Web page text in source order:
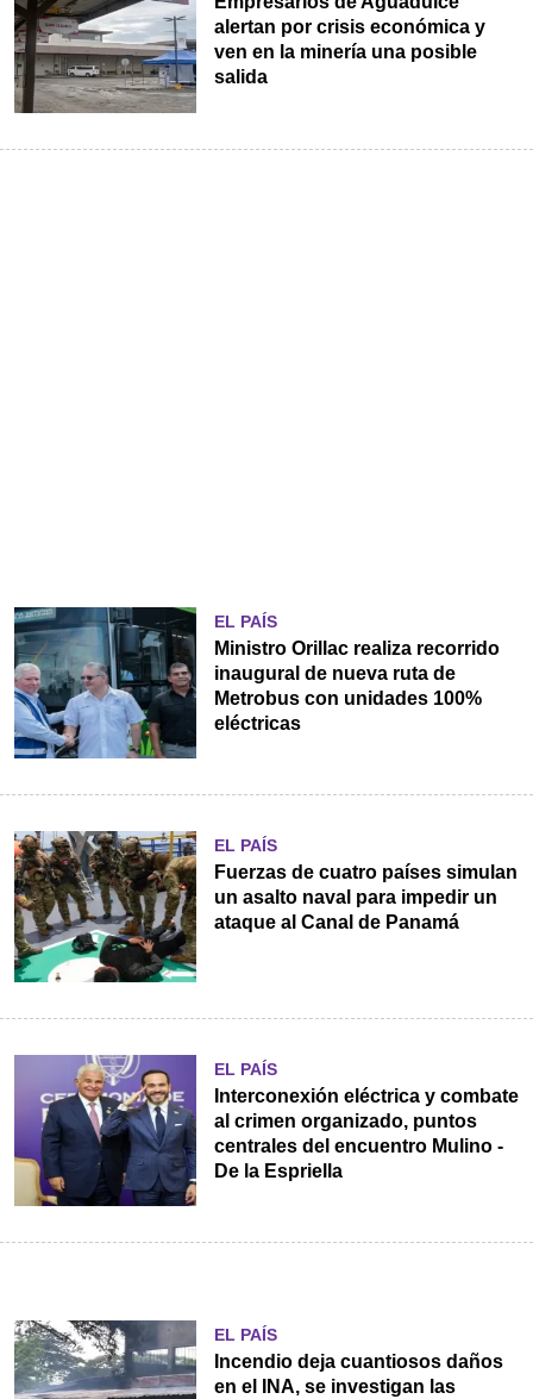
alertan por crisis económica y
ven en la minería una posible
salida
EL PAÍS
Ministro Orillac realiza recorrido
inaugural de nueva ruta de
Metrobus con unidades 100%
eléctricas
EL PAÍS
Fuerzas de cuatro países simulan
un asalto naval para impedir un
ataque al Canal de Panamá
EL PAÍS
Interconexión eléctrica y combate
al crimen organizado, puntos
centrales del encuentro Mulino -
De la Espriella
EL PAÍS
Incendio deja cuantiosos daños
en el INA, se investigan las